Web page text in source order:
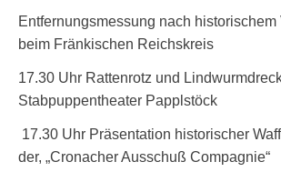
Entfernungsmessung nach historischem
beim Fränkischen Reichskreis
17.30 Uhr Rattenrotz und
Stabpuppentheater Papplstöck
17.30 Uhr Präsentation historischer
der, „Cronacher Ausschuß Compagnie“